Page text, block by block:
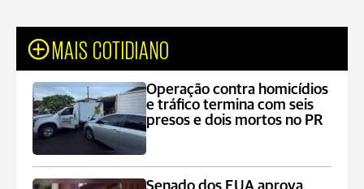
MAIS COTIDIANO
Operação contra homicídios
e tráfico termina com seis
presos e dois mortos no PR